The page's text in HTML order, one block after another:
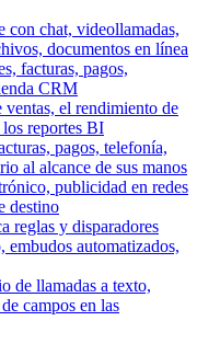
con chat, videollamadas,
documentos en línea
facturas, pagos,
CRM
el rendimiento de
reportes BI
pagos, telefonía,
al alcance de sus manos
publicidad en redes
destino
reglas y disparadores
automatizados,
de llamadas a texto,
campos en las